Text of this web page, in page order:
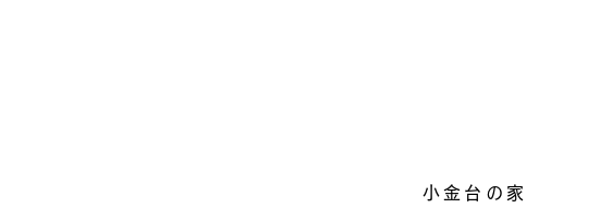
小金台の家